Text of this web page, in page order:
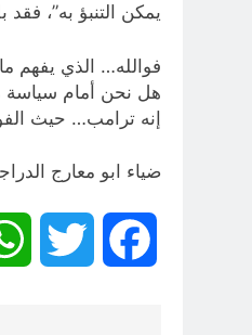
يمكن التنبؤ به”،
فوالله… الذي يفهم
هل نحن أمام سياسة
إنه ترامب… حيث
ضياء ابو معارج
Facebook